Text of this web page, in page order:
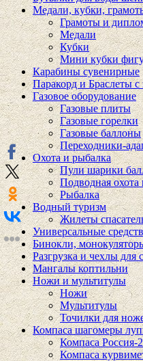
Медали, кубки,
Грамоты и
Медали
Кубки
Мини кубки
Карабины сувенирные
Паракорд и Браслеты с
Газовое оборудование
Газовые плиты
Газовые горелки
Газовые баллоны
Переходники-
Охота и рыбалка
Пули шарики
Подводная охота
Рыбалка
Водный туризм
Жилеты
Универсальные
Бинокли,
Разгрузка и чехлы для
Мангалы коптильни
Ножи и мультитулы
Ножи
Мультитулы
Точилки для
Компаса шагомеры
Компаса Россия-
Компаса